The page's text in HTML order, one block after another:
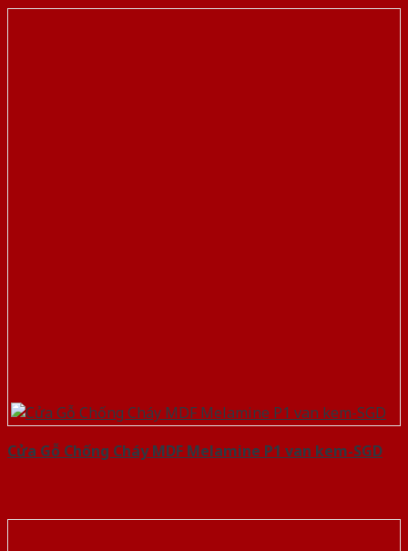
Cửa Gỗ Chống Cháy MDF Melamine P1 van kem-SGD